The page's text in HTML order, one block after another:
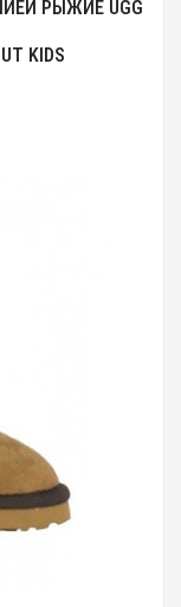
РЫЖИЕ UGG
KIDS